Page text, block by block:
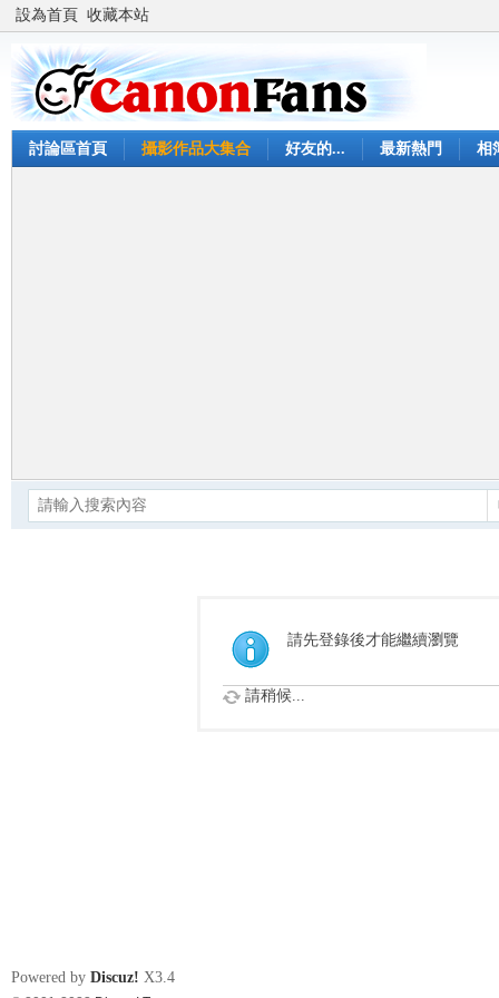
設為首頁 收藏本站
討論區首頁 攝影作品大集合 好友的... 最新熱門 相
請先登錄後才能繼續瀏覽
請稍候...
Powered by Discuz! X3.4